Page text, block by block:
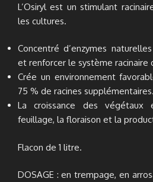
L’Osiryl est un stimulant
les cultures.
Concentré d’enzymes
et renforcer le système racinaire
Crée un environnement
75 % de racines supplémentaires.
La croissance des végétaux
feuillage, la floraison et la
Flacon de 1 litre.
DOSAGE : en trempage, en